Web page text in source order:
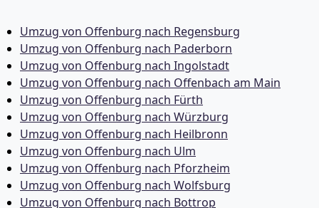
Umzug von Offenburg nach Regensburg
Umzug von Offenburg nach Paderborn
Umzug von Offenburg nach Ingolstadt
Umzug von Offenburg nach Offenbach am Main
Umzug von Offenburg nach Fürth
Umzug von Offenburg nach Würzburg
Umzug von Offenburg nach Heilbronn
Umzug von Offenburg nach Ulm
Umzug von Offenburg nach Pforzheim
Umzug von Offenburg nach Wolfsburg
Umzug von Offenburg nach Bottrop